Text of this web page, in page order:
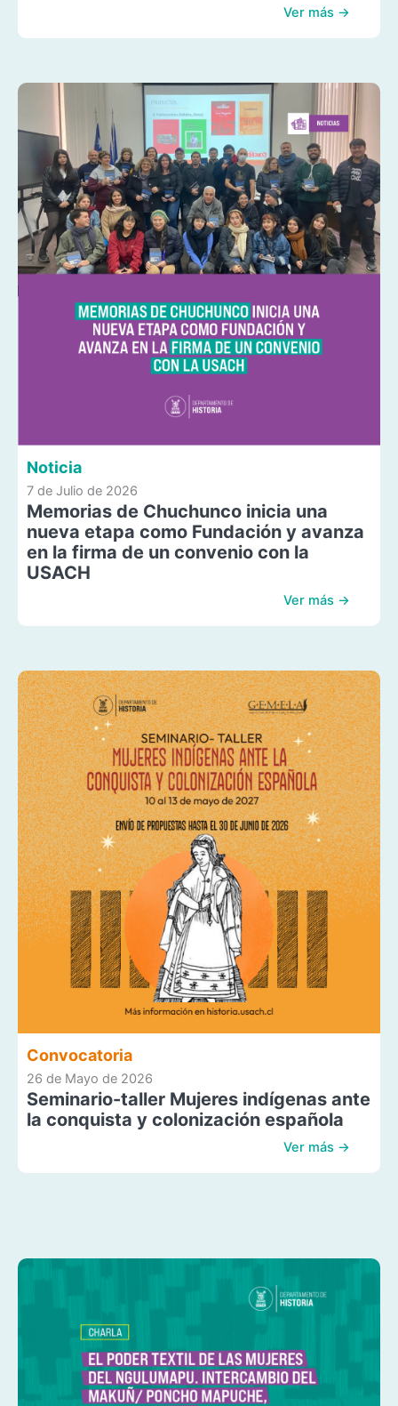
Ver más →
Noticia
7 de Julio de 2026
Memorias de Chuchunco inicia una
nueva etapa como Fundación y avanza
en la firma de un convenio con la
USACH
Ver más →
Convocatoria
26 de Mayo de 2026
Seminario-taller Mujeres indígenas ante
la conquista y colonización española
Ver más →